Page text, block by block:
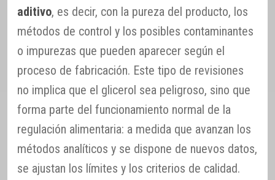
aditivo, es decir, con la pureza del producto, los
métodos de control y los posibles contaminantes
o impurezas que pueden aparecer según el
proceso de fabricación. Este tipo de revisiones
no implica que el glicerol sea peligroso, sino que
forma parte del funcionamiento normal de la
regulación alimentaria: a medida que avanzan los
métodos analíticos y se dispone de nuevos datos,
se ajustan los límites y los criterios de calidad.